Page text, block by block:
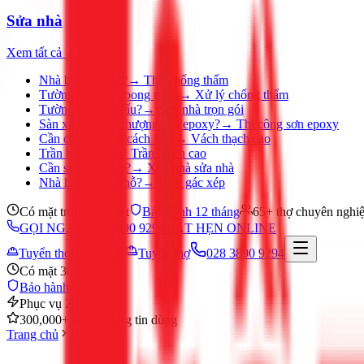
Sửa nhà
Xem tất cả →
Nhà bị thấm dột?
→ Thợ chống thấm
Tường ẩm mốc, bong tróc?
→ Xử lý chống thấm
Tường nhà cũ, xấu?→
Sơn nhà trọn gói
Sàn xưởng, sân thượng cần epoxy?→ Thi công sơn epoxy
Cần chia phòng, cách âm?
→ Vách thạch cao
Trần bị ố, nứt?
Trần thạch cao
Cần sửa nhà gấp?→ Xây nhà sửa nhà
Nhà hẹp, thiếu chỗ?→ Làm gác xép
Có mặt trong 30 phút Bảo hành 12 tháng
65+ thợ chuyên
GỌI NGAY 028 3890 9294
ĐẶT HẸN ONLINE
Tuyển thợ
Tuyển thợ
028 3890 9294
Có mặt 30 phút
Bảo hành 12 tháng
Phục vụ 24/7
300,000+ khách hàng tin dùng
Trang chủ